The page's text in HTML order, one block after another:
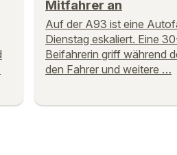
Mitfahrer an
Auf der A93 ist eine
Dienstag eskaliert. Eine
Beifahrerin griff während
den Fahrer und weitere …